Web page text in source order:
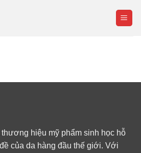
hiệu mỹ phẩm sinh học hỗ
của da hàng đầu thế giới. Với